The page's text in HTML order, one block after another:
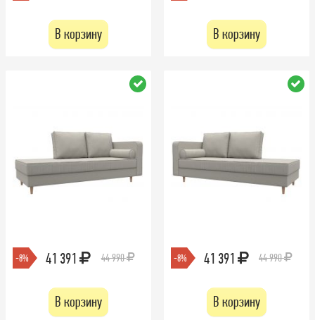
В корзину В корзину
-8% 41 391 44 990
В корзину
-8% 41 391 44 990
В корзину